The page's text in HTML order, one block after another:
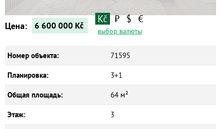
Цена: 6 600 000 Kč
Kč ₽ $ €
выбор валюты
Номер объекта: 71595
Планировка: 3+1
Общая площадь: 64 м²
Этаж: 3